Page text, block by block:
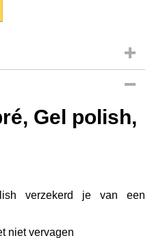
Gel polish,
verzekerd je van een
niet vervagen